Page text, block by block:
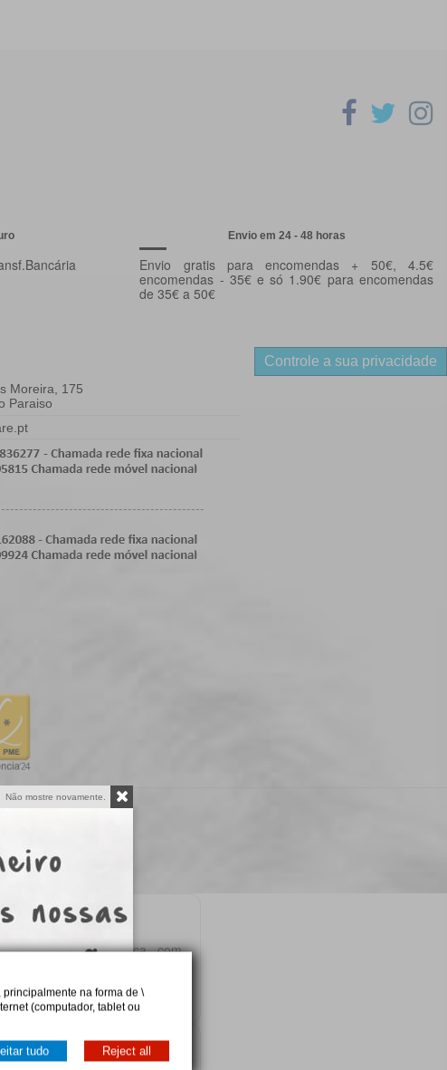
Envio em 24 - 48 horas
Envio gratis para encomendas + 50€, 4.5€
encomendas - 35€ e só 1.90€ para encomendas
de 35€ a 50€
Moreira, 175
Paraiso
Controle a sua privacidade
Não mostre novamente.
e necessidade clínica, com
na forma de \
(computador, tablet ou
tudo Reject all